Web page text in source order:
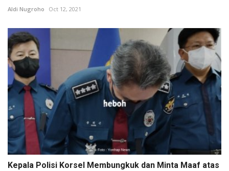
Aldi Nugroho Oct 12, 2021
Kepala Polisi Korsel Membungkuk dan Minta Maaf atas